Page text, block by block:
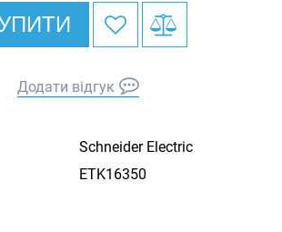
Додати відгук
Schneider Electric
ETK16350